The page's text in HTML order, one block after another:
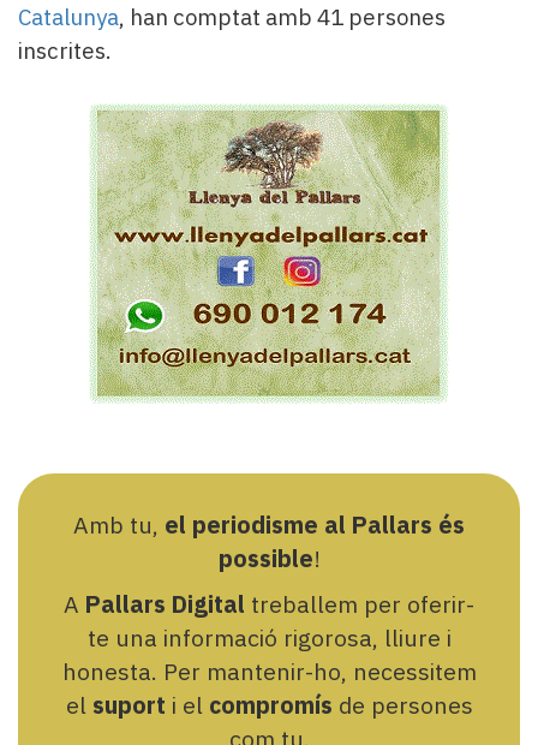
Catalunya, han comptat amb 41 persones
inscrites.
Amb tu, el periodisme al Pallars és
possible!
A Pallars Digital treballem per oferir-
te una informació rigorosa, lliure i
honesta. Per mantenir-ho, necessitem
el suport i el compromís de persones
com tu.